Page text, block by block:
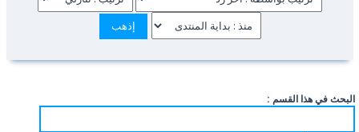
البحث في هذا القسم :